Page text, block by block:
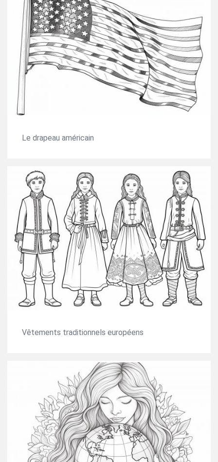
Le drapeau américain
Vêtements traditionnels européens